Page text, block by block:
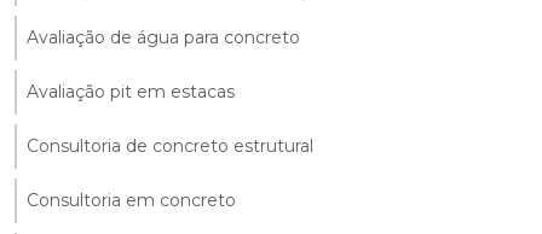
Avaliação de água para concreto
Avaliação pit em estacas
Consultoria de concreto estrutural
Consultoria em concreto